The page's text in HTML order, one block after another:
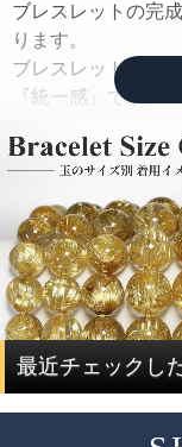
この作業では、ル
太さ、ルチルの色
できる限り揃える
限り取り除き、ブ
ての品質を大幅に
通常、この組み替
質のブレスレット
んでしまい容易な
ですが、ルチルク
サイズ毎に本数も
ブレスレットの完
ります。
ブレスレットの完
『統一感』です。
その統一感とは何
ルチルクォーツは
す。
ルチルクォーツを
評価する必要があ
ルチルクォーツの
で決まります。
最近チェックし